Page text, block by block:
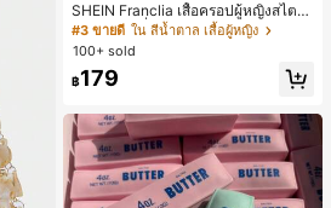
SHEIN Franclia เสื้อครอปผู้หญิงสไตล์
มินิมอลแฟชั่นสตรีทสำหรับไปเรียนและ
ทำงาน ลำลองแมตช์ง่าย สีน้ำตาลอ่อน
ด้านหน้าผ้าตาข่ายสองชั้น เซ็กซี่ซีทรูเล็
กน้อย ดีไซน์ไหล่ไม่สมมาตร จับพลีท แ
ต่งหัวเข็มขัดสีทอง เหมาะสำหรับปาร์ตี้
ฮาโลวีน คริสต์มาสอีฟ คริสต์มาส เทศก
าลตรุษจีน เที่ยวทะเล ไปเที่ยวข้างนอก
นัดเจอเพื่อนสาว อยู่บ้าน ช้อปปิ้ง ความ
บันเทิง ทำงาน และอื่นๆ ผ้าใส่สบาย ดีไ
ซน์โดดเด่น คุ้มค่า เหมาะสำหรับฤดูใบไ
ม้ผลิ ฤดูร้อน และฤดูใบไม้ร่วง
#3 ขายดี ใน สีน้ำตาล เสื้อผู้หญิง
100+ sold
฿179